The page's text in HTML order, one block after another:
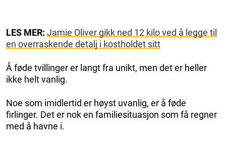
LES MER: Jamie Oliver gikk ned 12 kilo ved å legge til
en overraskende detalj i kostholdet sitt
Å føde tvillinger er langt fra unikt, men det er heller
ikke helt vanlig.
Noe som imidlertid er høyst uvanlig, er å føde
firlinger. Det er nok en familiesituasjon som få regner
med å havne i.